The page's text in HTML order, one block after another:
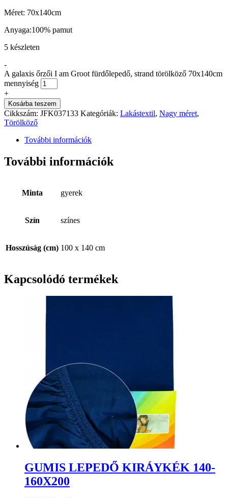
Méret: 70x140cm
Anyaga:100% pamut
5 készleten
-
A galaxis őrzői I am Groot fürdőlepedő, strand törölköző 70x140cm
mennyiség
+
Kosárba teszem
Cikkszám: JFK037133 Kategóriák: Lakástextil, Nagy méret,
Törölköző
További információk
További információk
Minta gyerek
Szín színes
Hosszúság (cm) 100 x 140 cm
Kapcsolódó termékek
GUMIS LEPEDŐ KIRÁYKÉK 140-
160X200